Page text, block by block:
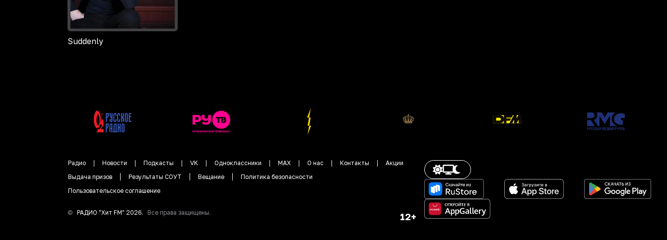
Suddenly
Радио Новости Подкасты VK Одноклассники MAX О нас Контакты
Акции
Выдача призов
Результаты СОУТ Вещание
Политика безопасности
Пользовательское соглашение
© РАДИО "Хит FM" 2026. Все права защищены. 12+